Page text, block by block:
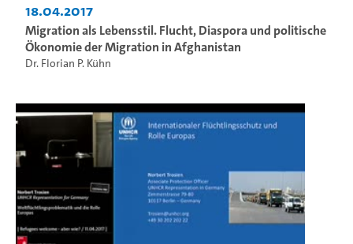
18.04.2017
Migration als Lebensstil. Flucht, Diaspora und politische
Ökonomie der Migration in Afghanistan
Dr. Florian P. Kühn